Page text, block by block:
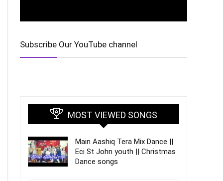
Subscribe Our YouTube channel
MOST VIEWED SONGS
Main Aashiq Tera Mix Dance ||
Eci St John youth || Christmas
Dance songs